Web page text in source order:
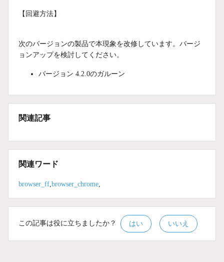
【回避方法】
次のバージョンの製品で本現象を改修しています。バージ
ョンアップを検討してください。
バージョン 4.2.0のガルーン
関連記事
関連ワード
browser_ff browser_chrome
この記事は役に立ちましたか？ はい いいえ